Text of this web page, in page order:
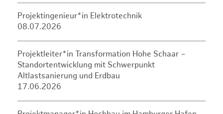
Projektingenieur*in Elektrotechnik
08.07.2026
Projektleiter*in Transformation Hohe Schaar –
Standortentwicklung mit Schwerpunkt
Altlastsanierung und Erdbau
17.06.2026